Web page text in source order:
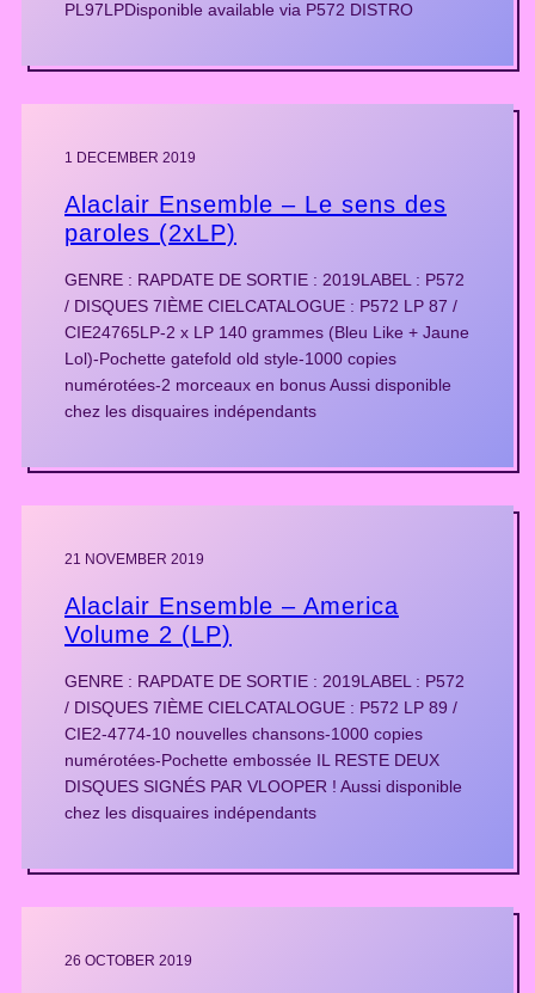
PL97LPDisponible available via P572 DISTRO
1 DECEMBER 2019
Alaclair Ensemble – Le sens des
paroles (2xLP)
GENRE : RAPDATE DE SORTIE : 2019LABEL : P572
/ DISQUES 7IÈME CIELCATALOGUE : P572 LP 87 /
CIE24765LP-2 x LP 140 grammes (Bleu Like + Jaune
Lol)-Pochette gatefold old style-1000 copies
numérotées-2 morceaux en bonus Aussi disponible
chez les disquaires indépendants
21 NOVEMBER 2019
Alaclair Ensemble – America
Volume 2 (LP)
GENRE : RAPDATE DE SORTIE : 2019LABEL : P572
/ DISQUES 7IÈME CIELCATALOGUE : P572 LP 89 /
CIE2-4774-10 nouvelles chansons-1000 copies
numérotées-Pochette embossée IL RESTE DEUX
DISQUES SIGNÉS PAR VLOOPER ! Aussi disponible
chez les disquaires indépendants
26 OCTOBER 2019